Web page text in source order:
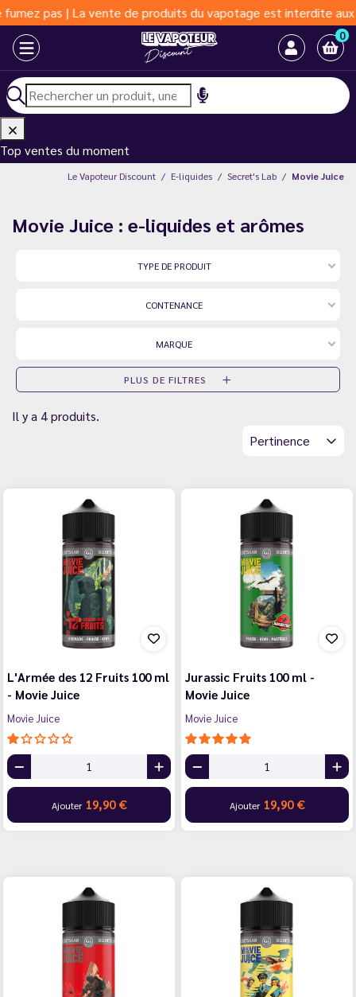
| La vente de produits du vapotage est interdite aux moins
0
Top ventes du moment
Le Vapoteur Discount E-liquides Secret's Lab Movie Juice
Movie Juice : e-liquides et arômes
TYPE DE PRODUIT
CONTENANCE
MARQUE
PLUS DE FILTRES
Il y a 4 produits.
Pertinence
L'Armée des 12 Fruits 100 ml
- Movie Juice
Movie Juice
Ajouter 19,90 €
Jurassic Fruits 100 ml -
Movie Juice
Movie Juice
Ajouter 19,90 €